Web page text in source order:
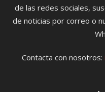
de las redes sociales,
de noticias por correo o
Contacta con nosotros: